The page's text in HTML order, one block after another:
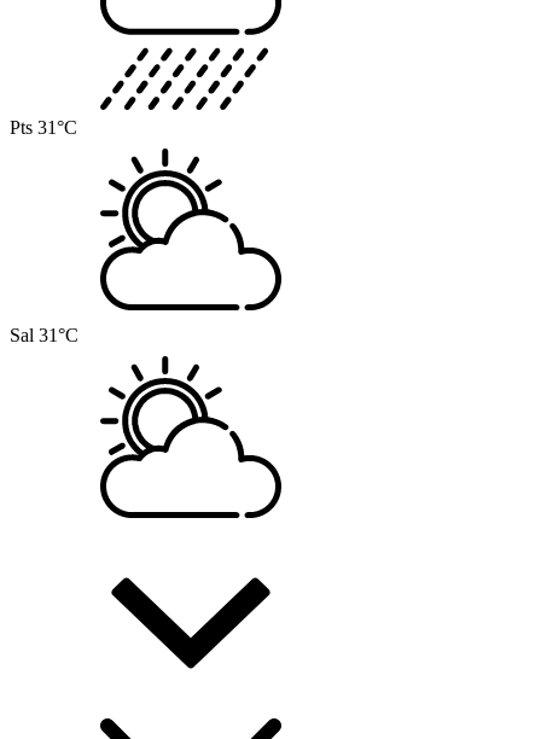
Pts 31°C
Sal 31°C